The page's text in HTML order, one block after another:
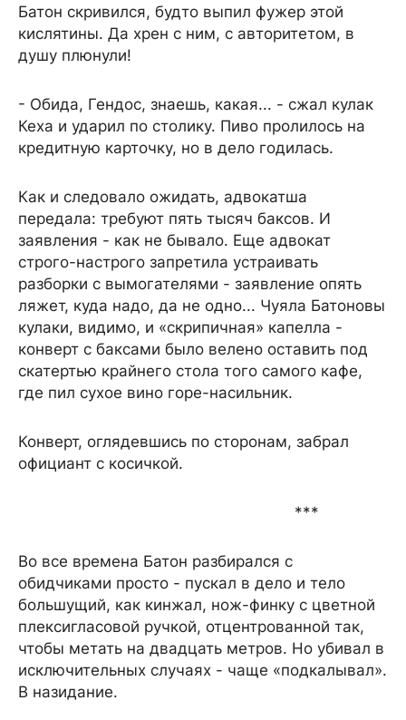
Батон скривился, будто выпил фужер этой
кислятины. Да хрен с ним, с авторитетом, в
душу плюнули!
- Обида, Гендос, знаешь, какая... - сжал кулак
Кеха и ударил по столику. Пиво пролилось на
кредитную карточку, но в дело годилась.
Как и следовало ожидать, адвокатша
передала: требуют пять тысяч баксов. И
заявления - как не бывало. Еще адвокат
строго-настрого запретила устраивать
разборки с вымогателями - заявление опять
ляжет, куда надо, да не одно... Чуяла Батоновы
кулаки, видимо, и «скрипичная» капелла -
конверт с баксами было велено оставить под
скатертью крайнего стола того самого кафе,
где пил сухое вино горе-насильник.
Конверт, оглядевшись по сторонам, забрал
официант с косичкой.
***
Во все времена Батон разбирался с
обидчиками просто - пускал в дело и тело
большущий, как кинжал, нож-финку с цветной
плексигласовой ручкой, отцентрованной так,
чтобы метать на двадцать метров. Но убивал в
исключительных случаях - чаще «подкалывал».
В назидание.